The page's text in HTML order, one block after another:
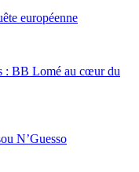
européenne
: BB Lomé au cœur du
N’Guesso